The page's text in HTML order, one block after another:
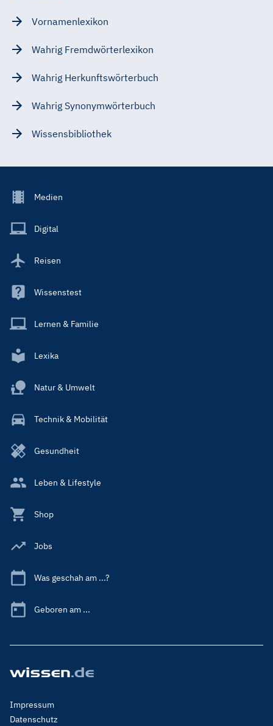
Vornamenlexikon
Wahrig Fremdwörterlexikon
Wahrig Herkunftswörterbuch
Wahrig Synonymwörterbuch
Wissensbibliothek
Footer
Main
Medien
Digital
Reisen
Wissenstest
Lernen & Familie
Lexika
Natur & Umwelt
Technik & Mobilität
Gesundheit
Leben & Lifestyle
Shop
Jobs
Was geschah am ...?
Geboren am ...
Footer
Menu
Impressum
Datenschutz